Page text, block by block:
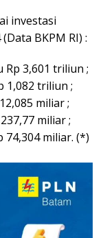
investasi
BKPM RI) :
Rp 3,601 triliun ;
1,082 triliun ;
miliar ;
miliar ;
74,304 miliar. (*)